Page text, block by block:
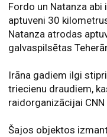
Fordo un Natanza
aptuveni 30
Natanza atrodas
galvaspilsētas
Irāna gadiem ilgi
triecienu draudiem,
raidorganizācijai
Šajos objektos